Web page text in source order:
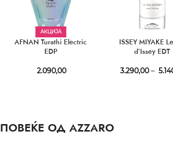
АКЦИЈА
AFNAN Turathi Electric
EDP
2.090,00
ISSEY MIYAKE
d’Issey EDT
3.290,00 –
ПОВЕЌЕ ОД AZZARO